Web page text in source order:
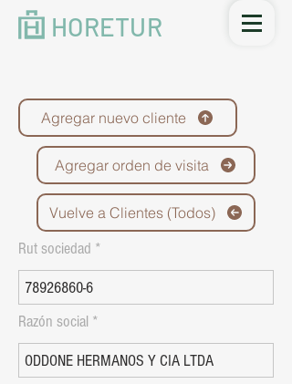
HORETUR
Agregar nuevo cliente
Agregar orden de visita
Vuelve a Clientes (Todos)
Rut sociedad
Razón social